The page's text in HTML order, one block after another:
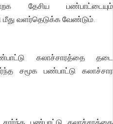
தேசிய பண்பாட்டையும்
மீது வளர்தெடுக்க வேண்டும்.
கலாச்சாரத்தை தடை
சமூக பண்பாட்டு கலாச்சார